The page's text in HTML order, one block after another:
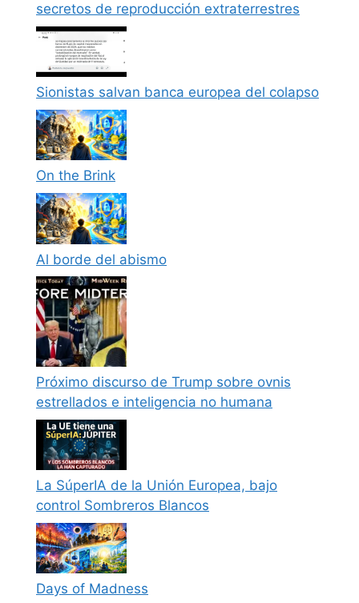
secretos de reproducción extraterrestres
Sionistas salvan banca europea del colapso
On the Brink
Al borde del abismo
Próximo discurso de Trump sobre ovnis
estrellados e inteligencia no humana
La SúperIA de la Unión Europea, bajo
control Sombreros Blancos
Days of Madness